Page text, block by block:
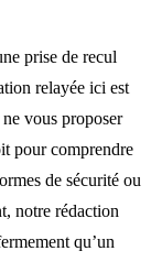
prise de recul
relayée ici est
vous proposer
pour comprendre
de sécurité ou
notre rédaction
qu’un